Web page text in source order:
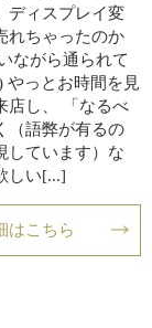
ディスプレイ変
れちゃったのか
ながら通られて
やっとお時間を見
店し、 「なるべ
（語弊が有るの
しています）な
しい[...]
はこちら